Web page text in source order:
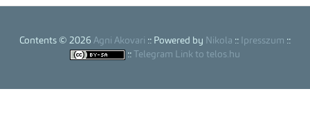
Contents © 2026 Agni Akovari :: Powered by Nikola :: Ipresszum ::
::
Telegram Link to telos.hu